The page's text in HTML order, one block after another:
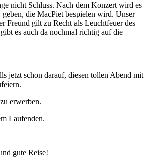
nicht Schluss. Nach dem Konzert wird es
die MacPiet bespielen wird. Unser
Freund gilt zu Recht als Leuchtfeuer des
es auch da nochmal richtig auf die
jetzt schon darauf, diesen tollen Abend mit
erwerben.
Laufenden.
gute Reise!